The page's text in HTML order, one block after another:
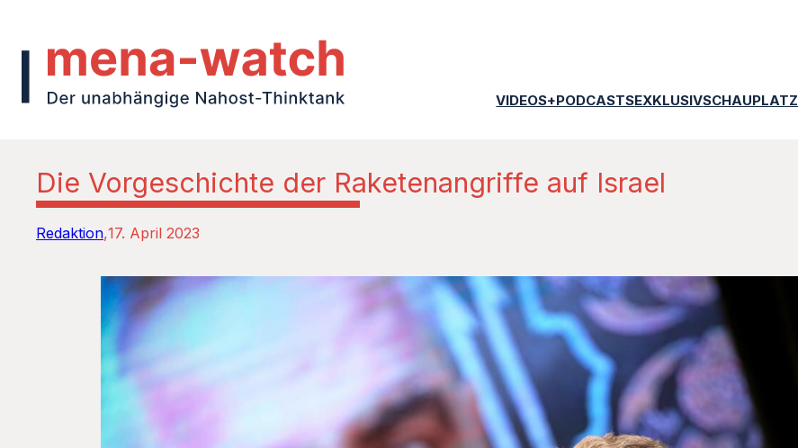
VIDEOS+PODCASTSEXKLUSIVSCHAUPLATZ
Die Vorgeschichte der Raketenangriffe auf Israel
Redaktion 17. April 2023